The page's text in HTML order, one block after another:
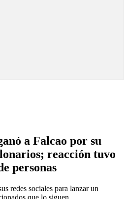
a Falcao por su
reacción tuvo
personas
redes sociales para lanzar un
que lo siguen.